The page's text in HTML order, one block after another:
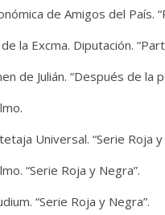
de Amigos del País.
la Excma. Diputación.
de Julián. “Después de la
Universal. “Serie Roja y
“Serie Roja y Negra”.
“Serie Roja y Negra”.